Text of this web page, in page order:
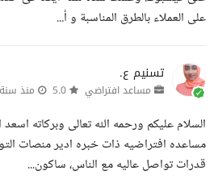
على العملاء بالطرق المناسبة و أ...
تسنيم ع.
مساعد افتراضي منذ سنة
السلام عليكم ورحمه الله تعالى وبركاته اسعد
مساعده افتراضيه ذات خبره ادير منصات
قدرات تواصل عاليه مع الناس، ساكون...